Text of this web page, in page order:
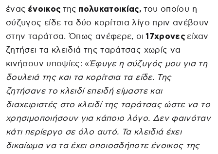
ένας ένοικος της πολυκατοικίας, του οποίου η
σύζυγος είδε τα δύο κορίτσια λίγο πριν ανέβουν
στην ταράτσα. Όπως ανέφερε, οι17χρονες είχαν
ζητήσει τα κλειδιά της ταράτσας χωρίς να
κινήσουν υποψίες: «Έφυγε η σύζυγός μου για τη
δουλειά της και τα κορίτσια τα είδε. Της
ζητήσανε το κλειδί επειδή είμαστε και
διαχειριστές στο κλειδί της ταράτσας ώστε να το
χρησιμοποιήσουν για κάποιο λόγο. Δεν φαινόταν
κάτι περίεργο σε όλο αυτό. Τα κλειδιά έχει
δικαίωμα να τα έχει οποιοσδήποτε ένοικος της